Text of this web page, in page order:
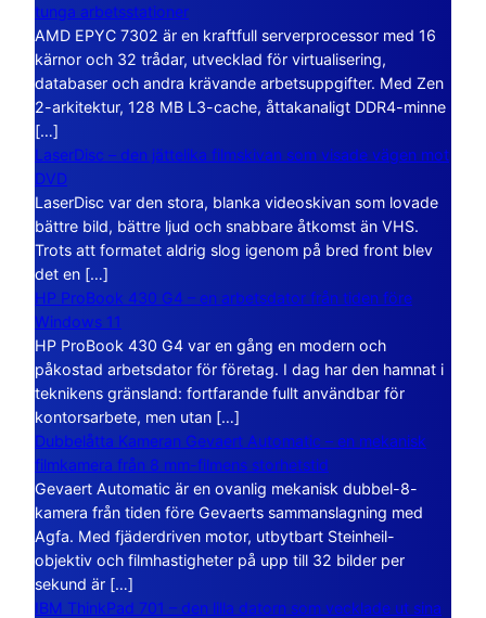
tunga arbetsstationer
AMD EPYC 7302 är en kraftfull serverprocessor med 16
kärnor och 32 trådar, utvecklad för virtualisering,
databaser och andra krävande arbetsuppgifter. Med Zen
2-arkitektur, 128 MB L3-cache, åttakanaligt DDR4-minne
[…]
LaserDisc – den jättelika filmskivan som visade vägen mot
DVD
LaserDisc var den stora, blanka videoskivan som lovade
bättre bild, bättre ljud och snabbare åtkomst än VHS.
Trots att formatet aldrig slog igenom på bred front blev
det en […]
HP ProBook 430 G4 – en arbetsdator från tiden före
Windows 11
HP ProBook 430 G4 var en gång en modern och
påkostad arbetsdator för företag. I dag har den hamnat i
teknikens gränsland: fortfarande fullt användbar för
kontorsarbete, men utan […]
Dubbelåtta Kameran Gevaert Automatic – en mekanisk
filmkamera från 8 mm-filmens storhetstid
Gevaert Automatic är en ovanlig mekanisk dubbel-8-
kamera från tiden före Gevaerts sammanslagning med
Agfa. Med fjäderdriven motor, utbytbart Steinheil-
objektiv och filmhastigheter på upp till 32 bilder per
sekund är […]
IBM ThinkPad 701 – den lilla datorn som vecklade ut sina